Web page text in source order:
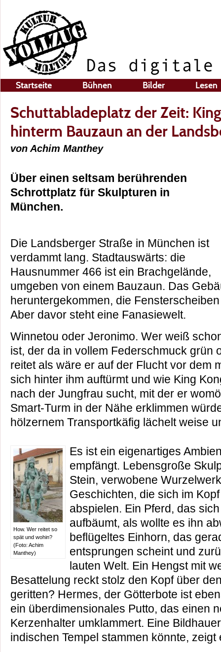
Startseite Bühnen Bilder Lesen
Schuttabladeplatz der Zeit:
hinterm Bauzaun an der
von Achim Manthey
Über einen seltsam berührenden
Schrottplatz für Skulpturen in
München.
Die Landsberger Straße in München ist
verdammt lang. Stadtauswärts: die
Hausnummer 466 ist ein Brachgelände,
umgeben von einem Bauzaun. Das
heruntergekommen, die
Aber davor steht eine Fanasiewelt.
Winnetou oder Jeronimo. Wer weiß
ist, der da in vollem Federschmuck grün
reitet als wäre er auf der Flucht vor dem
sich hinter ihm auftürmt und wie King
nach der Jungfrau sucht, mit der er
Smart-Turm in der Nähe erklimmen
hölzernem Transportkäfig lächelt weise
How. Wer reitet so
spät und wohin?
(Foto: Achim
Manthey)
Es ist ein eigenartiges
empfängt. Lebensgroße
Stein, verwobene
Geschichten, die sich im
abspielen. Ein Pferd, das
aufbäumt, als wollte es ihn
beflügeltes Einhorn, das
entsprungen scheint und
lauten Welt. Ein Hengst mit
Besattelung reckt stolz den Kopf über
geritten? Hermes, der Götterbote ist
ein überdimensionales Putto, das einen
Kerzenhalter umklammert. Eine
indischen Tempel stammen könnte, zeigt